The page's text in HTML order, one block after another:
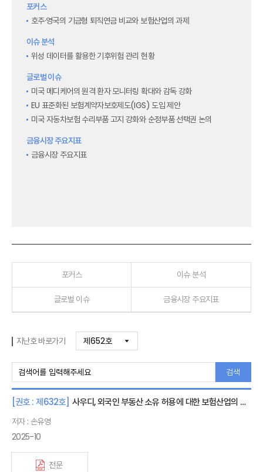
최신보험정보
최신 해외보험연구동향
연차보고서
보험총서
해외 보험동향(종간)
보험회사 재무분석(종간)
주간 해외보험동향(종간)
해외보험금융동향(종간)
포커스
호주·영국의 기금형 퇴직연금 비교와 보험산업의 과제
이슈 분석
위성 데이터를 활용한 기후위험 관리 현황
글로벌 이슈
미국 메디케어의 원격 환자 모니터링 확대와 감독 강화
EU 표준화된 보험계약자보호제도(IGS) 도입 제안
미국 자동차보험 수리부품 고지 강화와 순정부품 선택권 논의
금융시장 주요지표
금융시장 주요지표
포커스 이슈 분석
글로벌 이슈 금융시장 주요지표
지난호 바로가기
검색
[권호 : 제632호] 사우디, 외국인 부동산 소유 허용에 대한 보험산업의 시사점
저자 : 손유영
2025-10
전문